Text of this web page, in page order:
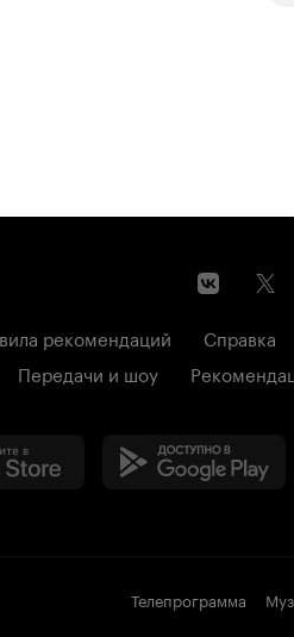
рекомендаций Справка
Передачи и шоу
Телепрограмма